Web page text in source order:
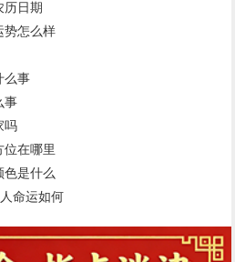
历日期
势怎么样
么事
事
吗
在哪里
是什么
命运如何